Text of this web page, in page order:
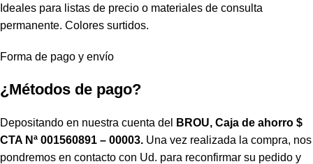
Ideales para listas de precio o materiales de consulta
permanente. Colores surtidos.
Forma de pago y envío
¿Métodos de pago?
Depositando en nuestra cuenta del
BROU, Caja de ahorro $
CTA Nª 001560891 – 00003. Una vez realizada la compra, nos
pondremos en contacto con Ud. para reconfirmar su pedido y